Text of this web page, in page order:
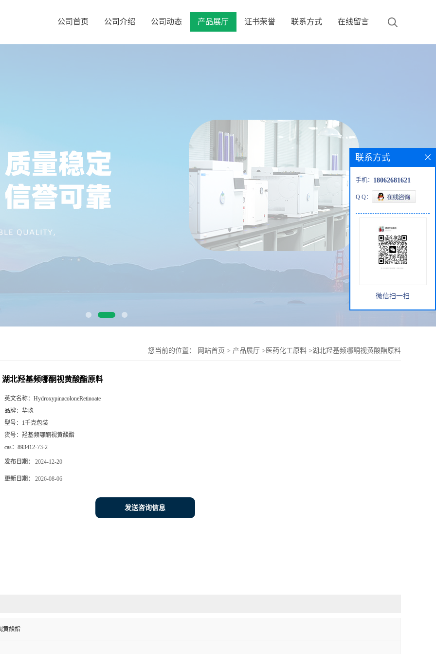
公司首页 公司介绍 公司动态 产品展厅 证书荣誉 联系方式 在线留言
您当前的位置： 网站首页 > 产品展厅 > 医药化工原料 >湖北羟基频哪酮视黄酸酯原料
湖北羟基频哪酮视黄酸酯原料
英文名称： HydroxypinacoloneRetinoate
品牌： 华玖
型号： 1千克包装
货号： 羟基频哪酮视黄酸酯
cas： 893412-73-2
发布日期： 2024-12-20
更新日期： 2026-08-06
发送咨询信息
黄酸酯
联系方式
手机： 18062681621
Q Q：
微信扫一扫